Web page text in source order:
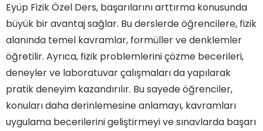
Eyüp Fizik Özel Ders, başarılarını arttırma konusunda
büyük bir avantaj sağlar. Bu derslerde öğrencilere, fizik
alanında temel kavramlar, formüller ve denklemler
öğretilir. Ayrıca, fizik problemlerini çözme becerileri,
deneyler ve laboratuvar çalışmaları da yapılarak
pratik deneyim kazandırılır. Bu sayede öğrenciler,
konuları daha derinlemesine anlamayı, kavramları
uygulama becerilerini geliştirmeyi ve sınavlarda başarı